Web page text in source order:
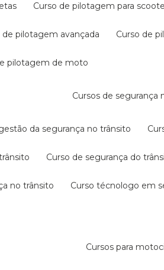
curso de pilotagem para
de pilotagem avançada curso de
pilotagem de moto
cursos de segurança
da segurança no trânsito
curso de segurança do
no trânsito curso técnologo em
cursos para